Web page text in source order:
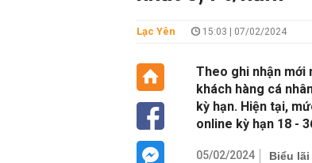
Lạc Yên 15:03 | 07/02/2024
Theo ghi nhận mới
khách hàng cá
kỳ hạn. Hiện tại,
online kỳ hạn 18 -
05/02/2024
Biểu